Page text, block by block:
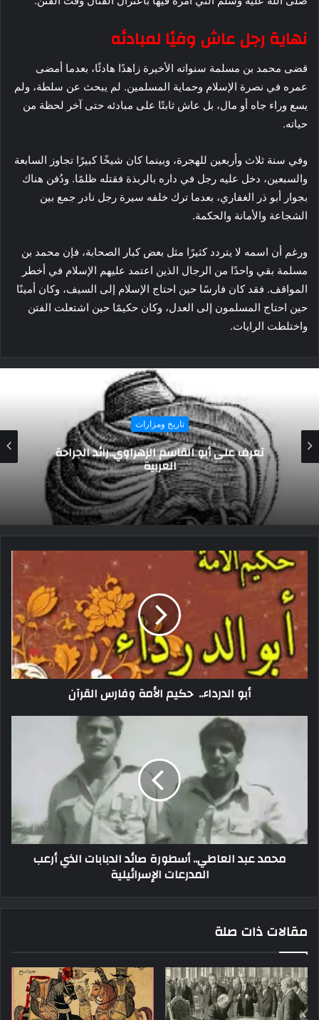
نهاية رجل عاش وفيًا لمبادئه
قضى محمد بن مسلمة سنواته الأخيرة زاهدًا هادئًا، بعدما أمضى
عمره في نصرة الإسلام وحماية المسلمين. لم يبحث عن سلطة، ولم
يسع وراء جاه أو مال، بل عاش ثابتًا على مبادئه حتى آخر لحظة من
حياته.
وفي سنة ثلاث وأربعين للهجرة، وبينما كان شيخًا كبيرًا تجاوز السابعة
والسبعين، دخل عليه رجل في داره بالربذة فقتله ظلمًا. ودُفن هناك
بجوار أبو ذر الغفاري، بعدما ترك خلفه سيرة رجل نادر جمع بين
الشجاعة والأمانة والحكمة.
ورغم أن اسمه لا يتردد كثيرًا مثل بعض كبار الصحابة، فإن محمد بن
مسلمة بقي واحدًا من الرجال الذين اعتمد عليهم الإسلام في أخطر
المواقف. فقد كان فارسًا حين احتاج الإسلام إلى السيف، وكان أمينًا
حين احتاج المسلمون إلى العدل، وكان حكيمًا حين اشتعلت الفتن
واختلطت الرايات.
تاريخ ومزارات
قصة بناء كنيسة البازليك وقصر البارون في مصر
الجديدة.. تعرف عليها
أبو الدرداء.. حكيم الأمة وفارس القرآن
محمد عبد العاطي.. أسطورة صائد الدبابات الذي أرعب
المدرعات الإسرائيلية
مقالات ذات صلة